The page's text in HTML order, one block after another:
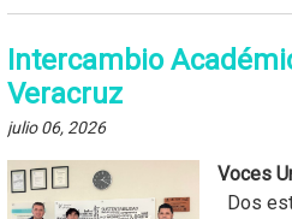
Intercambio
Veracruz
julio 06, 2026
Voces
Dos